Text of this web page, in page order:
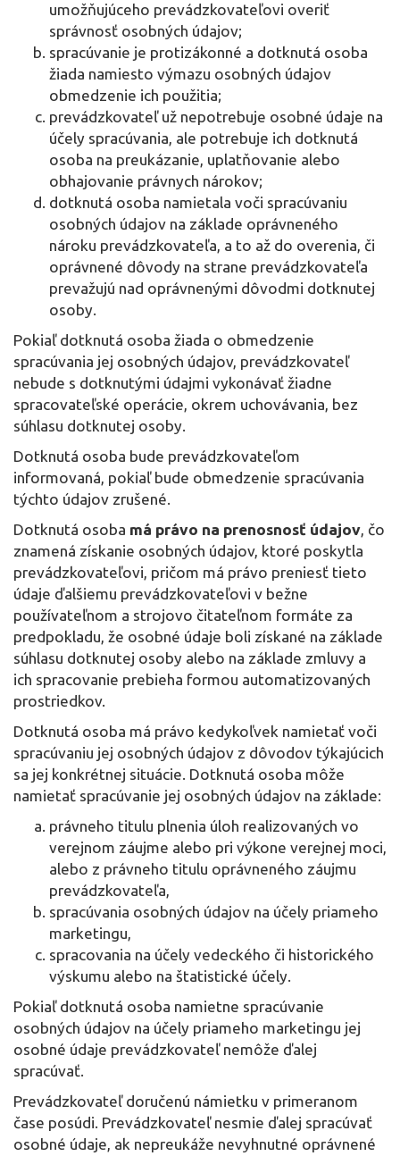
umožňujúceho prevádzkovateľovi overiť
správnosť osobných údajov;
spracúvanie je protizákonné a dotknutá osoba
žiada namiesto výmazu osobných údajov
obmedzenie ich použitia;
prevádzkovateľ už nepotrebuje osobné údaje na
účely spracúvania, ale potrebuje ich dotknutá
osoba na preukázanie, uplatňovanie alebo
obhajovanie právnych nárokov;
dotknutá osoba namietala voči spracúvaniu
osobných údajov na základe oprávneného
nároku prevádzkovateľa, a to až do overenia, či
oprávnené dôvody na strane prevádzkovateľa
prevažujú nad oprávnenými dôvodmi dotknutej
osoby.
Pokiaľ dotknutá osoba žiada o obmedzenie
spracúvania jej osobných údajov, prevádzkovateľ
nebude s dotknutými údajmi vykonávať žiadne
spracovateľské operácie, okrem uchovávania, bez
súhlasu dotknutej osoby.
Dotknutá osoba bude prevádzkovateľom
informovaná, pokiaľ bude obmedzenie spracúvania
týchto údajov zrušené.
Dotknutá osoba má právo na prenosnosť údajov, čo
znamená získanie osobných údajov, ktoré poskytla
prevádzkovateľovi, pričom má právo preniesť tieto
údaje ďalšiemu prevádzkovateľovi v bežne
používateľnom a strojovo čitateľnom formáte za
predpokladu, že osobné údaje boli získané na základe
súhlasu dotknutej osoby alebo na základe zmluvy a
ich spracovanie prebieha formou automatizovaných
prostriedkov.
Dotknutá osoba má právo kedykoľvek namietať voči
spracúvaniu jej osobných údajov z dôvodov týkajúcich
sa jej konkrétnej situácie. Dotknutá osoba môže
namietať spracúvanie jej osobných údajov na základe:
právneho titulu plnenia úloh realizovaných vo
verejnom záujme alebo pri výkone verejnej moci,
alebo z právneho titulu oprávneného záujmu
prevádzkovateľa,
spracúvania osobných údajov na účely priameho
marketingu,
spracovania na účely vedeckého či historického
výskumu alebo na štatistické účely.
Pokiaľ dotknutá osoba namietne spracúvanie
osobných údajov na účely priameho marketingu jej
osobné údaje prevádzkovateľ nemôže ďalej
spracúvať.
Prevádzkovateľ doručenú námietku v primeranom
čase posúdi. Prevádzkovateľ nesmie ďalej spracúvať
osobné údaje, ak nepreukáže nevyhnutné oprávnené